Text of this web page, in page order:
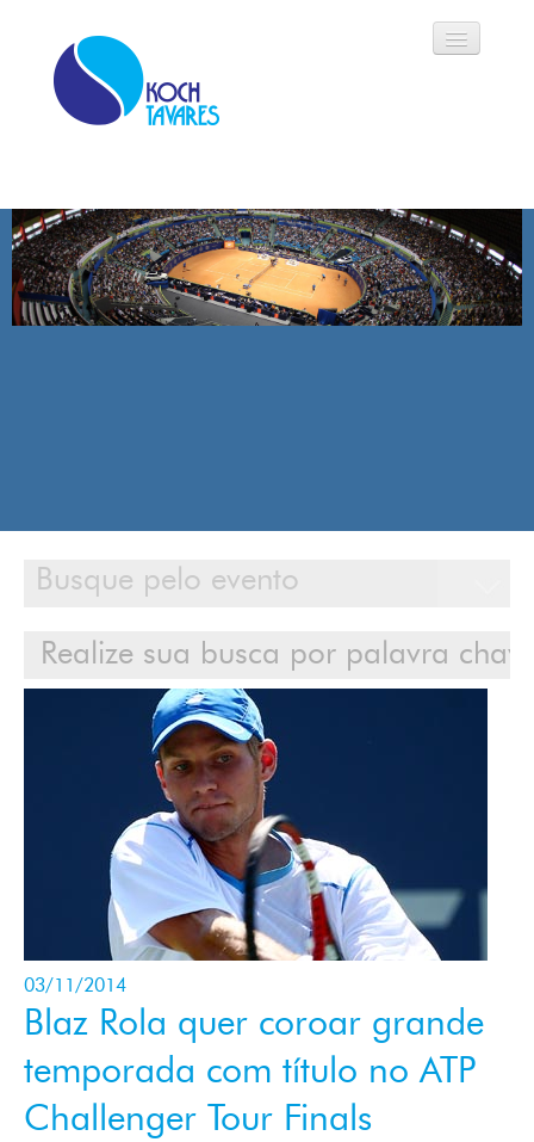
História
Áreas de Atuação
Calendário
Contato
03/11/2014
Blaz Rola quer coroar grande
temporada com título no ATP
Challenger Tour Finals